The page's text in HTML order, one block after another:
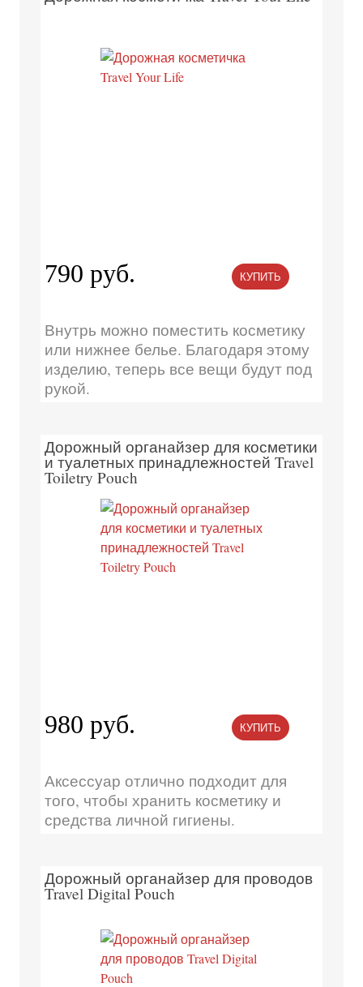
790 руб. КУПИТЬ
Внутрь можно поместить косметику
или нижнее белье. Благодаря этому
изделию, теперь все вещи будут под
рукой.
Дорожный органайзер для косметики
и туалетных принадлежностей Travel
Toiletry Pouch
980 руб. КУПИТЬ
Аксессуар отлично подходит для
того, чтобы хранить косметику и
средства личной гигиены.
Дорожный органайзер для проводов
Travel Digital Pouch